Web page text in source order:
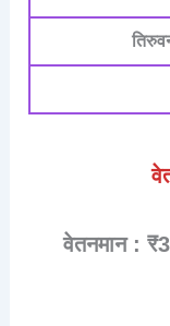
वेतनमान :